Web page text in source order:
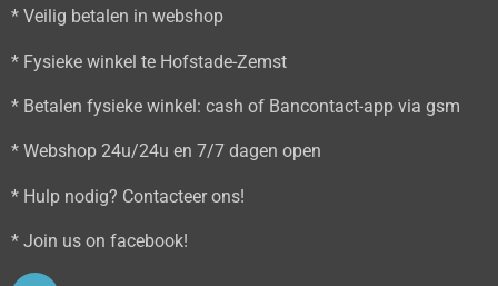
* Veilig betalen in webshop
* Fysieke winkel te Hofstade-Zemst
* Betalen fysieke winkel: cash of Bancontact-app via gsm
* Webshop 24u/24u en 7/7 dagen open
* Hulp nodig? Contacteer ons!
* Join us on facebook!